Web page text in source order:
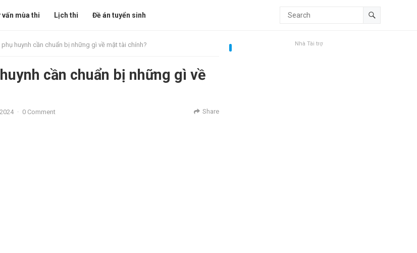
vấn mùa thi Lịch thi Đề án tuyển sinh
phụ huynh cần chuẩn bị những gì về mặt tài chính?
cần chuẩn bị những gì về
· 0 Comment Share
Nhà Tài trợ